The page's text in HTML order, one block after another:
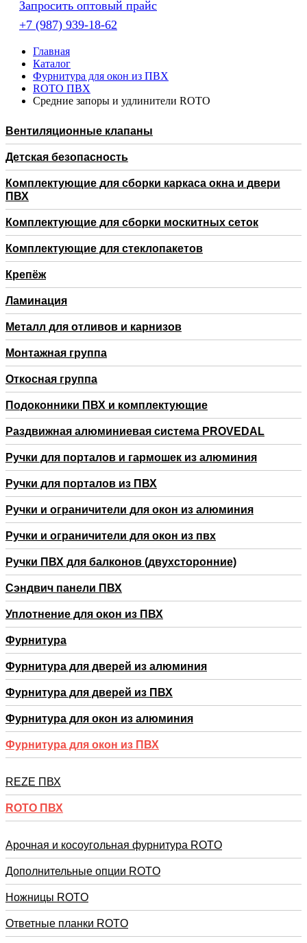
Запросить оптовый прайс
+7 (987) 939-18-62
Главная
Каталог
Фурнитура для окон из ПВХ
RОTO ПВХ
Средние запоры и удлинители ROTO
Вентиляционные клапаны
Детская безопасность
Комплектующие для сборки каркаса окна и двери
ПВХ
Комплектующие для сборки москитных сеток
Комплектующие для стеклопакетов
Крепёж
Ламинация
Металл для отливов и карнизов
Монтажная группа
Откосная группа
Подоконники ПВХ и комплектующие
Раздвижная алюминиевая система PROVEDAL
Ручки для порталов и гармошек из алюминия
Ручки для порталов из ПВХ
Ручки и ограничители для окон из алюминия
Ручки и ограничители для окон из пвх
Ручки ПВХ для балконов (двухсторонние)
Сэндвич панели ПВХ
Уплотнение для окон из ПВХ
Фурнитура
Фурнитура для дверей из алюминия
Фурнитура для дверей из ПВХ
Фурнитура для окон из алюминия
Фурнитура для окон из ПВХ
REZE ПВХ
RОTO ПВХ
Арочная и косоугольная фурнитура ROTO
Дополнительные опции ROTO
Ножницы ROTO
Ответные планки ROTO